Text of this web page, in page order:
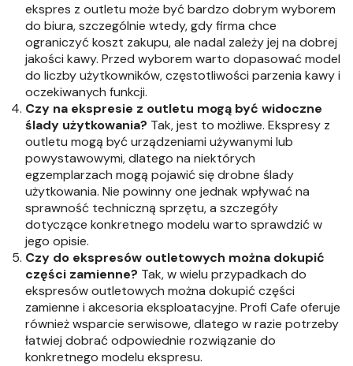
ekspres z outletu może być bardzo dobrym wyborem
do biura, szczególnie wtedy, gdy firma chce
ograniczyć koszt zakupu, ale nadal zależy jej na dobrej
jakości kawy. Przed wyborem warto dopasować model
do liczby użytkowników, częstotliwości parzenia kawy i
oczekiwanych funkcji.
Czy na ekspresie z outletu mogą być widoczne
ślady użytkowania? Tak, jest to możliwe. Ekspresy z
outletu mogą być urządzeniami używanymi lub
powystawowymi, dlatego na niektórych
egzemplarzach mogą pojawić się drobne ślady
użytkowania. Nie powinny one jednak wpływać na
sprawność techniczną sprzętu, a szczegóły
dotyczące konkretnego modelu warto sprawdzić w
jego opisie.
Czy do ekspresów outletowych można dokupić
części zamienne? Tak, w wielu przypadkach do
ekspresów outletowych można dokupić części
zamienne i akcesoria eksploatacyjne. Profi Cafe oferuje
również wsparcie serwisowe, dlatego w razie potrzeby
łatwiej dobrać odpowiednie rozwiązanie do
konkretnego modelu ekspresu.